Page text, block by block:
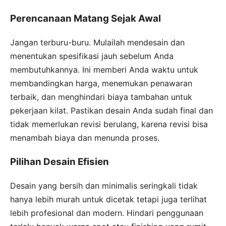
Perencanaan Matang Sejak Awal
Jangan terburu-buru. Mulailah mendesain dan
menentukan spesifikasi jauh sebelum Anda
membutuhkannya. Ini memberi Anda waktu untuk
membandingkan harga, menemukan penawaran
terbaik, dan menghindari biaya tambahan untuk
pekerjaan kilat. Pastikan desain Anda sudah final dan
tidak memerlukan revisi berulang, karena revisi bisa
menambah biaya dan menunda proses.
Pilihan Desain Efisien
Desain yang bersih dan minimalis seringkali tidak
hanya lebih murah untuk dicetak tetapi juga terlihat
lebih profesional dan modern. Hindari penggunaan